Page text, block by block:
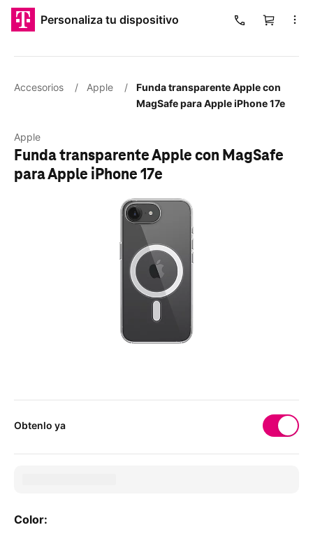
​​​​​​​Personaliza tu dispositivo
Carrito
Accesorios / Apple /
Funda transparente Apple con
MagSafe para Apple iPhone 17e
Apple
Funda transparente Apple con MagSafe
para Apple iPhone 17e
Obtenlo ya
Color: